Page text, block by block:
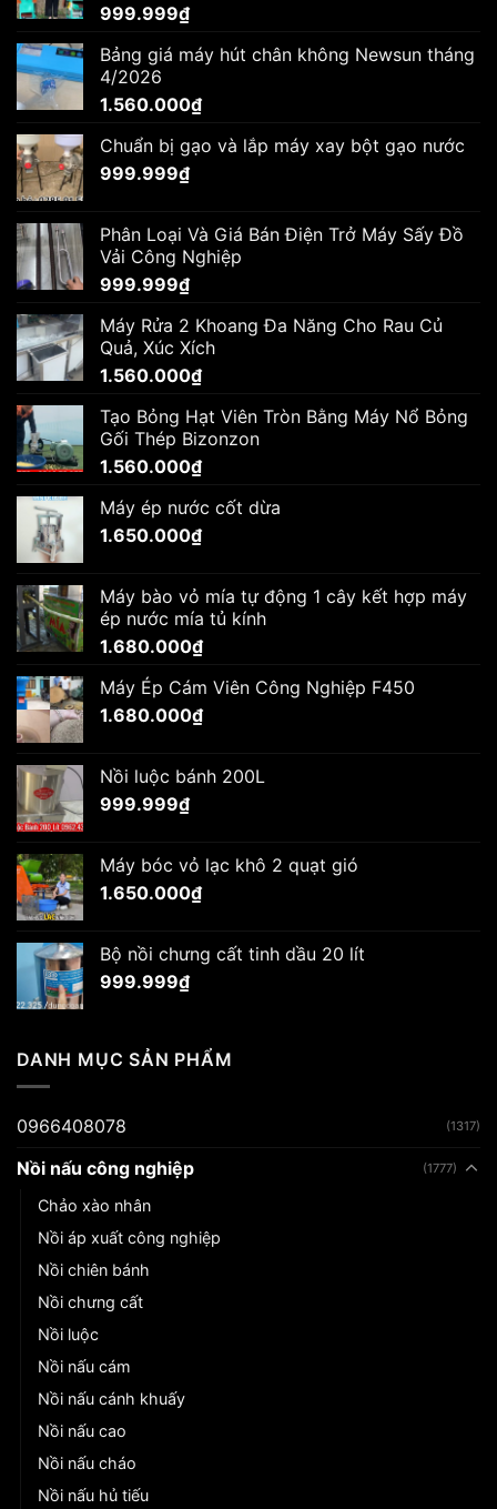
999.999₫
Bảng giá máy hút chân không Newsun tháng
4/2026
1.560.000₫
Chuẩn bị gạo và lắp máy xay bột gạo nước
999.999₫
Phân Loại Và Giá Bán Điện Trở Máy Sấy Đồ
Vải Công Nghiệp
999.999₫
Máy Rửa 2 Khoang Đa Năng Cho Rau Củ
Quả, Xúc Xích
1.560.000₫
Tạo Bỏng Hạt Viên Tròn Bằng Máy Nổ Bỏng
Gối Thép Bizonzon
1.560.000₫
Máy ép nước cốt dừa
1.650.000₫
Máy bào vỏ mía tự động 1 cây kết hợp máy
ép nước mía tủ kính
1.680.000₫
Máy Ép Cám Viên Công Nghiệp F450
1.680.000₫
Nồi luộc bánh 200L
999.999₫
Máy bóc vỏ lạc khô 2 quạt gió
1.650.000₫
Bộ nồi chưng cất tinh dầu 20 lít
999.999₫
DANH MỤC SẢN PHẨM
0966408078 (1317)
Nồi nấu công nghiệp (1777)
Chảo xào nhân
Nồi áp xuất công nghiệp
Nồi chiên bánh
Nồi chưng cất
Nồi luộc
Nồi nấu cám
Nồi nấu cánh khuấy
Nồi nấu cao
Nồi nấu cháo
Nồi nấu hủ tiếu